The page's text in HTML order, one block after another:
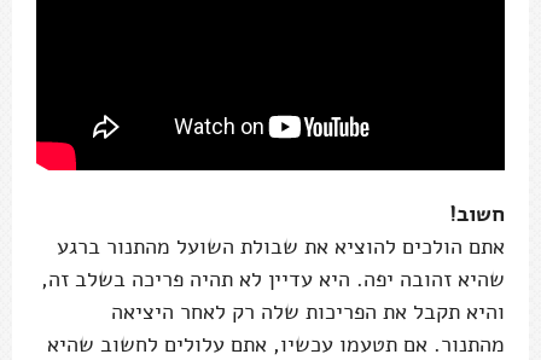
חשוב!
אתם הולכים להוציא את שבולת השועל מהתנור ברגע
שהיא זהובה יפה. היא עדיין לא תהיה פריכה בשלב זה,
והיא תקבל את הפריכות שלה רק לאחר היציאה
מהתנור. אם תטעמו עכשיו, אתם עלולים לחשוב שהיא